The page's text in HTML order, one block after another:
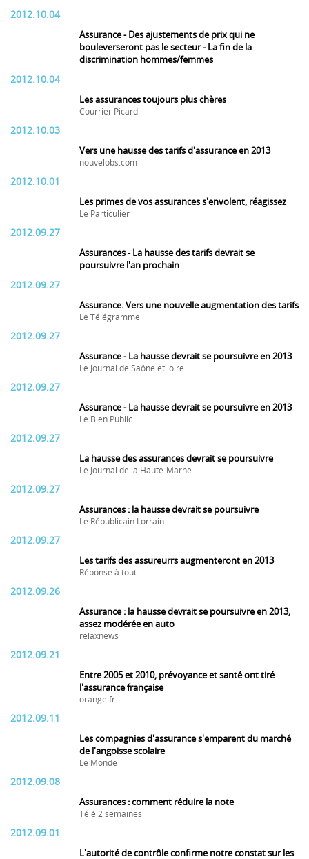
2012.10.04
Assurance - Des ajustements de prix qui ne
bouleverseront pas le secteur - La fin de la
discrimination hommes/femmes
2012.10.04
Les assurances toujours plus chères
Courrier Picard
2012.10.03
Vers une hausse des tarifs d'assurance en 2013
nouvelobs.com
2012.10.01
Les primes de vos assurances s'envolent, réagissez
Le Particulier
2012.09.27
Assurances - La hausse des tarifs devrait se
poursuivre l'an prochain
2012.09.27
Assurance. Vers une nouvelle augmentation des tarifs
Le Télégramme
2012.09.27
Assurance - La hausse devrait se poursuivre en 2013
Le Journal de Saône et loire
2012.09.27
Assurance - La hausse devrait se poursuivre en 2013
Le Bien Public
2012.09.27
La hausse des assurances devrait se poursuivre
Le Journal de la Haute-Marne
2012.09.27
Assurances : la hausse devrait se poursuivre
Le Républicain Lorrain
2012.09.27
Les tarifs des assureurrs augmenteront en 2013
Réponse à tout
2012.09.26
Assurance : la hausse devrait se poursuivre en 2013,
assez modérée en auto
relaxnews
2012.09.21
Entre 2005 et 2010, prévoyance et santé ont tiré
l'assurance française
orange.fr
2012.09.11
Les compagnies d'assurance s'emparent du marché
de l'angoisse scolaire
Le Monde
2012.09.08
Assurances : comment réduire la note
Télé 2 semaines
2012.09.01
L'autorité de contrôle confirme notre constat sur les